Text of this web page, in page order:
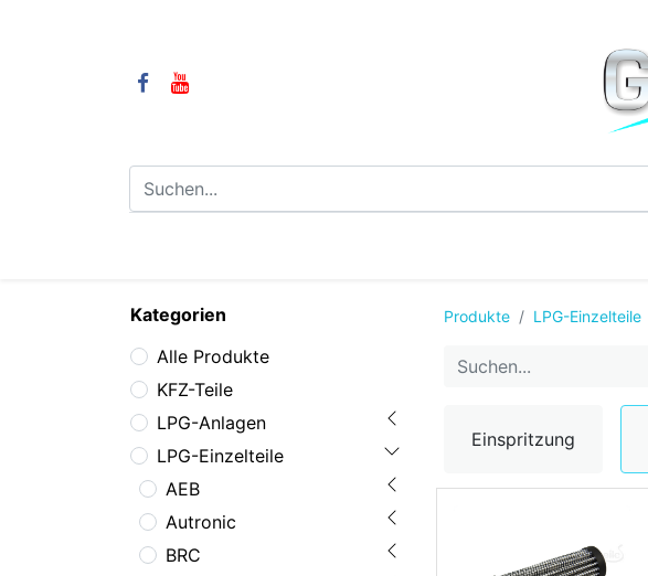
Kategorien
Alle Produkte
KFZ-Teile
LPG-Anlagen
LPG-Einzelteile
AEB
Autronic
BRC
Produkte LPG-Einzelteile
Einspritzung